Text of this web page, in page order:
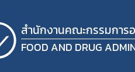
สำนักงานคณะกรรมการอ
FOOD AND DRUG